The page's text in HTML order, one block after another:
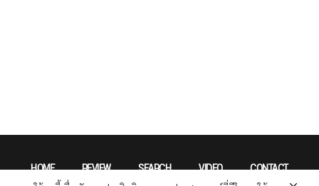
HOME REVIEW SEARCH VIDEO CONTACT